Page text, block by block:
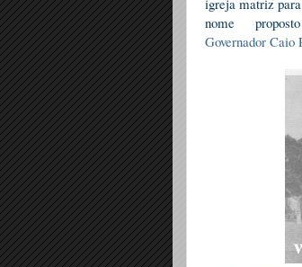
igreja matriz
nome
Governador Caio